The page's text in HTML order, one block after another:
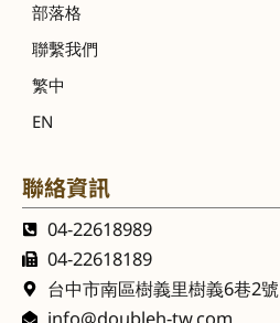
部落格
聯繫我們
繁中
EN
聯絡資訊
04-22618989
04-22618189
台中市南區樹義里樹義6巷2號